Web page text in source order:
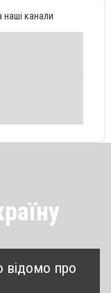
наші канали
відомо про